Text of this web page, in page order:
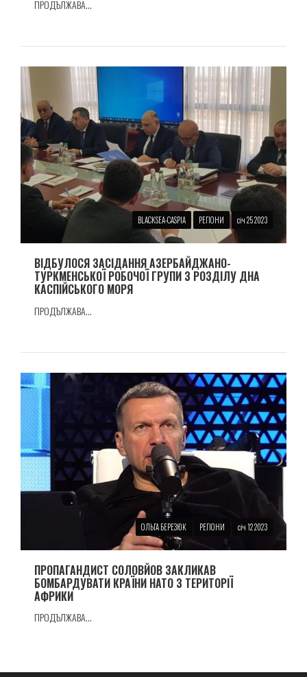
ПРОДЪЛЖАВА...
BLACKSEA-CASPIA РЕГІОНИ січ 25 2023
ВІДБУЛОСЯ ЗАСІДАННЯ АЗЕРБАЙДЖАНО-
ТУРКМЕНСЬКОЇ РОБОЧОЇ ГРУПИ З РОЗДІЛУ ДНА
КАСПІЙСЬКОГО МОРЯ
ПРОДЪЛЖАВА...
ОЛЬГА БЕРЕЗЮК РЕГІОНИ січ 12 2023
ПРОПАГАНДИСТ СОЛОВЙОВ ЗАКЛИКАВ
БОМБАРДУВАТИ КРАЇНИ НАТО З ТЕРИТОРІЇ
АФРИКИ
ПРОДЪЛЖАВА...